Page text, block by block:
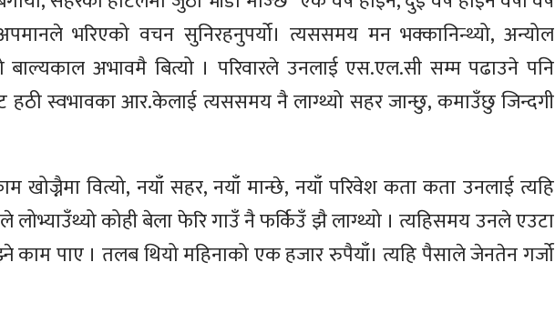
भरिएको वचन सुनिरहनुपर्यो। त्यससमय मन भक्कानिन्थ्यो, अन्योल
बाल्यकाल अभावमै बित्यो । परिवारले उनलाई एस.एल.सी सम्म पढाउने पनि
हठी स्वभावका आर.केलाई त्यससमय नै लाग्थ्यो सहर जान्छु, कमाउँछु जिन्दगी
खोज्नैमा वित्यो, नयाँ सहर, नयाँ मान्छे, नयाँ परिवेश कता कता उनलाई त्यहि
लोभ्याउँथ्यो कोही बेला फेरि गाउँ नै फर्किउँ झै लाग्थ्यो । त्यहिसमय उनले एउटा
काम पाए । तलब थियो महिनाको एक हजार रुपैयाँ। त्यहि पैसाले जेनतेन गर्जो